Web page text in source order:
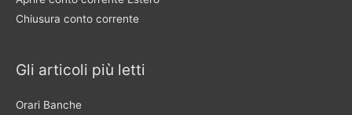
Chiusura conto corrente
Gli articoli più letti
Orari Banche